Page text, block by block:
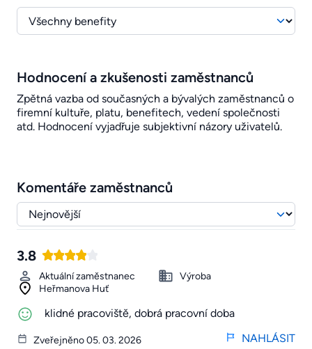
Hodnocení a zkušenosti zaměstnanců
Zpětná vazba od současných a bývalých zaměstnanců o
firemní kultuře, platu, benefitech, vedení společnosti
atd. Hodnocení vyjadřuje subjektivní názory uživatelů.
Komentáře zaměstnanců
3.8
Aktuální zaměstnanec
Výroba
Heřmanova Huť
klidné pracoviště, dobrá pracovní doba
Zveřejněno 05. 03. 2026 NAHLÁSIT